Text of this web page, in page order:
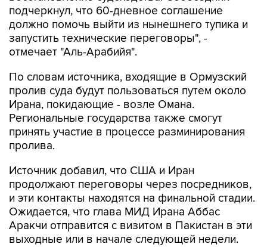
подчеркнул, что 60-дневное соглашение
должно помочь выйти из нынешнего тупика и
запустить технические переговоры", -
отмечает "Аль-Арабийя".
По словам источника, входящие в Ормузский
пролив суда будут пользоваться путем около
Ирана, покидающие - возле Омана.
Региональные государства также смогут
принять участие в процессе разминирования
пролива.
Источник добавил, что США и Иран
продолжают переговоры через посредников,
и эти контакты находятся на финальной стадии.
Ожидается, что глава МИД Ирана Аббас
Аракчи отправится с визитом в Пакистан в эти
выходные или в начале следующей недели.